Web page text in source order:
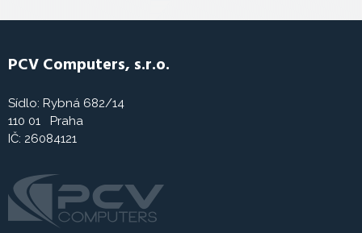
PCV Computers, s.r.o.
Sídlo: Rybná 682/14
110 01 Praha
IČ: 26084121